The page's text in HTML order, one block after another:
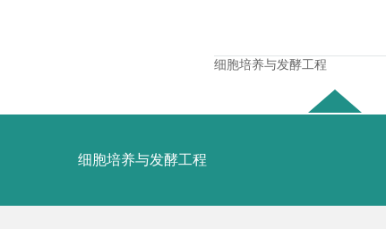
细胞培养与发酵工程
细胞培养与发酵工程